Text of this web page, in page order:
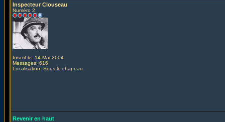
Inspecteur Clouseau
Numéro 2
Inscrit le: 14 Mai 2004
Messages: 616
Localisation: Sous le chapeau
Revenir en haut